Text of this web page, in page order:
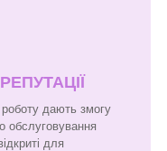
дають змогу
обслуговування
для